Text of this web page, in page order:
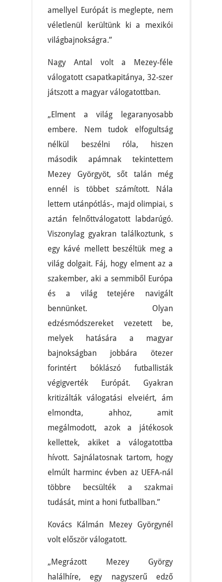
amellyel Európát is meglepte, nem
véletlenül kerültünk ki a mexikói
világbajnokságra.”
Nagy Antal volt a Mezey-féle
válogatott csapatkapitánya, 32-szer
játszott a magyar válogatottban.
„Elment a világ legaranyosabb
embere. Nem tudok elfogultság
nélkül beszélni róla, hiszen
második apámnak tekintettem
Mezey Györgyöt, sőt talán még
ennél is többet számított. Nála
lettem utánpótlás-, majd olimpiai, s
aztán felnőttválogatott labdarúgó.
Viszonylag gyakran találkoztunk, s
egy kávé mellett beszéltük meg a
világ dolgait. Fáj, hogy elment az a
szakember, aki a semmiből Európa
és a világ tetejére navigált
bennünket. Olyan
edzésmódszereket vezetett be,
melyek hatására a magyar
bajnokságban jobbára ötezer
forintért bóklászó futballisták
végigverték Európát. Gyakran
kritizálták válogatási elveiért, ám
elmondta, ahhoz, amit
megálmodott, azok a játékosok
kellettek, akiket a válogatottba
hívott. Sajnálatosnak tartom, hogy
elmúlt harminc évben az UEFA-nál
többre becsülték a szakmai
tudását, mint a honi futballban.”
Kovács Kálmán Mezey Györgynél
volt először válogatott.
„Megrázott Mezey György
halálhíre, egy nagyszerű edző